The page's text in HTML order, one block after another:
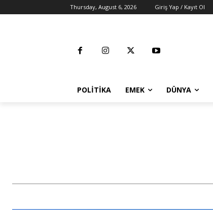
Thursday, August 6, 2026 Giriş Yap / Kayıt Ol
POLITIKA EMEK DÜNYA